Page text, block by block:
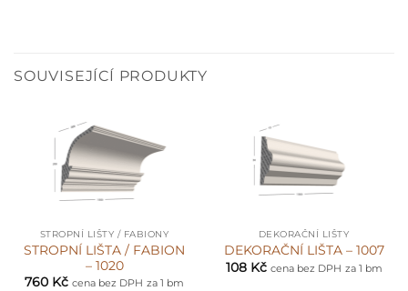
SOUVISEJÍCÍ PRODUKTY
STROPNÍ LIŠTY / FABIONY
STROPNÍ LIŠTA / FABION
– 1020
760 Kč cena bez DPH za 1 bm
DEKORAČNÍ LIŠTY
DEKORAČNÍ LIŠTA – 1007
108 Kč cena bez DPH za 1 bm